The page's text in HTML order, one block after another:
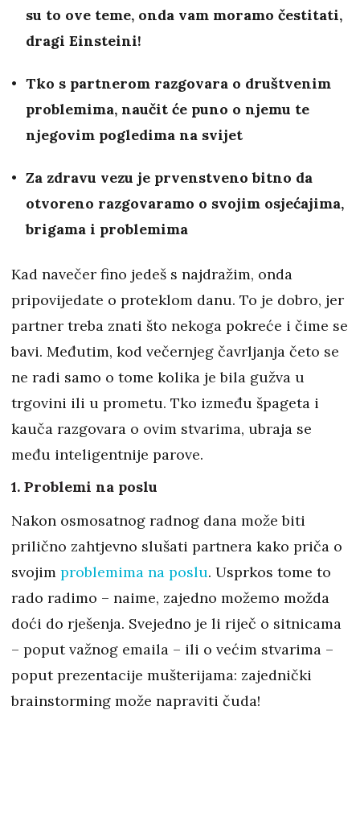
su to ove teme, onda vam moramo čestitati,
dragi Einsteini!
Tko s partnerom razgovara o društvenim
problemima, naučit će puno o njemu te
njegovim pogledima na svijet
Za zdravu vezu je prvenstveno bitno da
otvoreno razgovaramo o svojim osjećajima,
brigama i problemima
Kad navečer fino jedeš s najdražim, onda
pripovijedate o proteklom danu. To je dobro, jer
partner treba znati što nekoga pokreće i čime se
bavi. Međutim, kod večernjeg čavrljanja četo se
ne radi samo o tome kolika je bila gužva u
trgovini ili u prometu. Tko između špageta i
kauča razgovara o ovim stvarima, ubraja se
među inteligentnije parove.
1. Problemi na poslu
Nakon osmosatnog radnog dana može biti
prilično zahtjevno slušati partnera kako priča o
svojim problemima na poslu. Usprkos tome to
rado radimo – naime, zajedno možemo možda
doći do rješenja. Svejedno je li riječ o sitnicama
– poput važnog emaila – ili o većim stvarima –
poput prezentacije mušterijama: zajednički
brainstorming može napraviti čuda!